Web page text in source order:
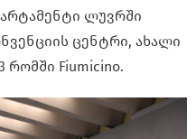
ლუვრში
ცენტრი, ახალი
რომში Fiumicino.